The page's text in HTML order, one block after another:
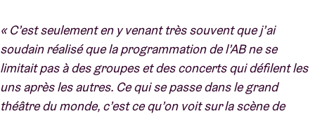
« C’est seulement en y venant très souvent que j’ai
soudain réalisé que la programmation de l’AB ne se
limitait pas à des groupes et des concerts qui défilent les
uns après les autres. Ce qui se passe dans le grand
théâtre du monde, c’est ce qu’on voit sur la scène de